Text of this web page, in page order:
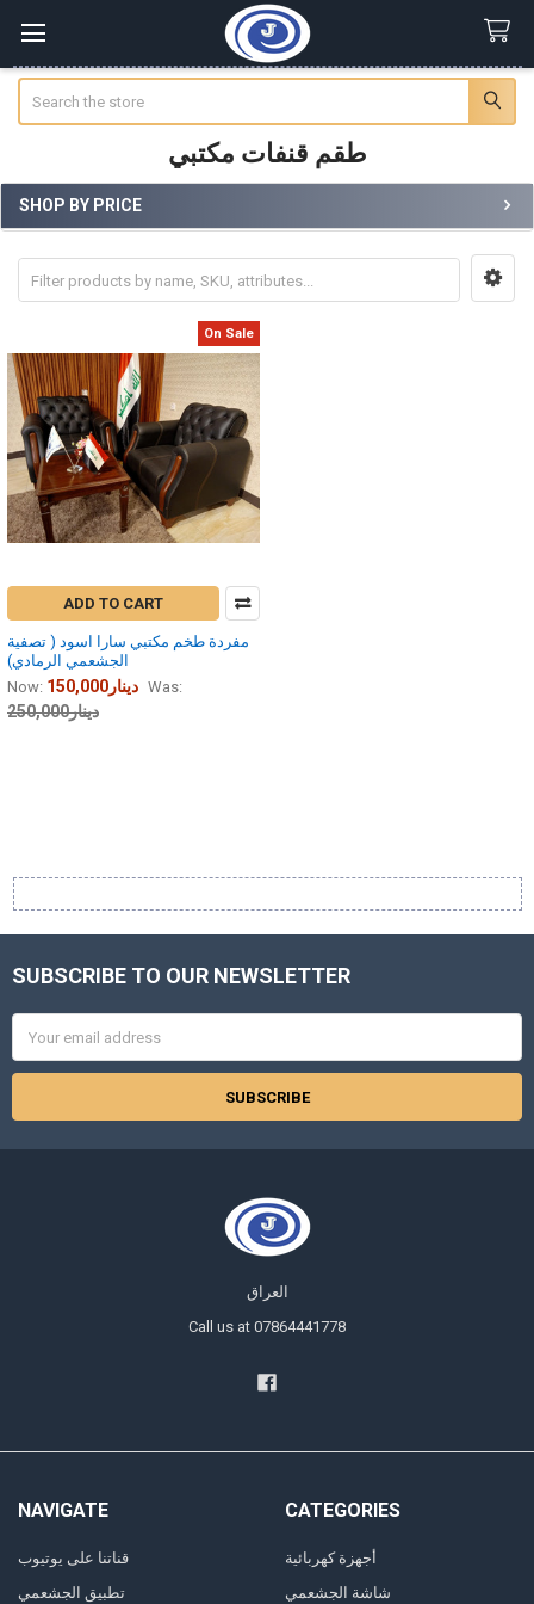
طقم قنفات مكتبي
Sidebar
SHOP BY PRICE
On Sale
ADD TO CART
مفردة طخم مكتبي سارا اسود ( تصفية
الجشعمي الرمادي)
Now:
150,000دينار Was:
250,000دينار
Footer
SUBSCRIBE TO OUR NEWSLETTER
Address
العراق
Call us at 07864441778
NAVIGATE
قناتنا على يوتيوب
تطبيق الجشعمي
CATEGORIES
أجهزة كهربائية
شاشة الجشعمي